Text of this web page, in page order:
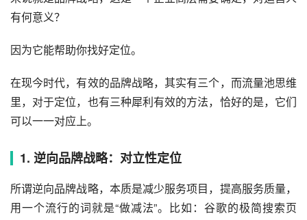
有何意义？
因为它能帮助你找好定位。
在现今时代，有效的品牌战略，其实有三个，而流量池思维
里，对于定位，也有三种犀利有效的方法，恰好的是，它们
可以一一对应上。
1. 逆向品牌战略：对立性定位
所谓逆向品牌战略，本质是减少服务项目，提高服务质量，
用一个流行的词就是“做减法”。比如：谷歌的极简搜索页